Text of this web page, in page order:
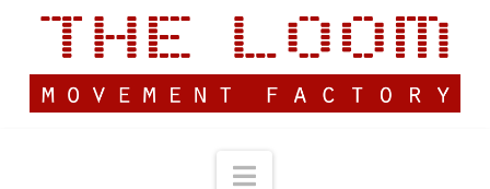
Navigation